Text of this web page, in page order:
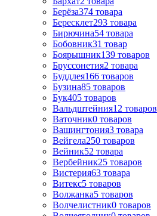
Берёза374 товара
Бересклет293 товара
Бирючина54 товара
Бобовник31 товар
Боярышник139 товаров
Бруссонетия2 товара
Буддлея166 товаров
Бузина85 товаров
Бук405 товаров
Вальдштейния12 товаров
Ваточник0 товаров
Вашингтония3 товара
Вейгела250 товаров
Вейник52 товара
Вербейник25 товаров
Вистерия63 товара
Витекс5 товаров
Волжанка5 товаров
Волчелистник0 товаров